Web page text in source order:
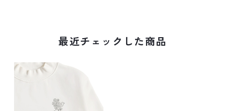
最近チェックした商品